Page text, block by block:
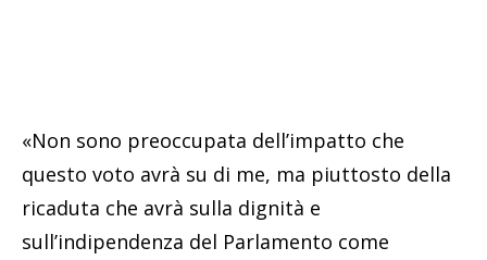
«Non sono preoccupata dell’impatto che
questo voto avrà su di me, ma piuttosto della
ricaduta che avrà sulla dignità e
sull’indipendenza del Parlamento come